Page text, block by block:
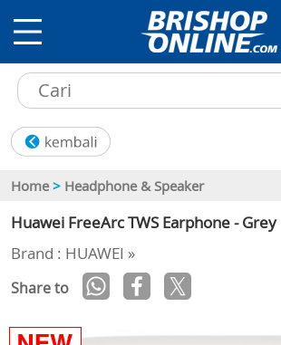
Home > Headphone & Speaker
Huawei FreeArc TWS Earphone - Grey
Brand : HUAWEI »
Share to